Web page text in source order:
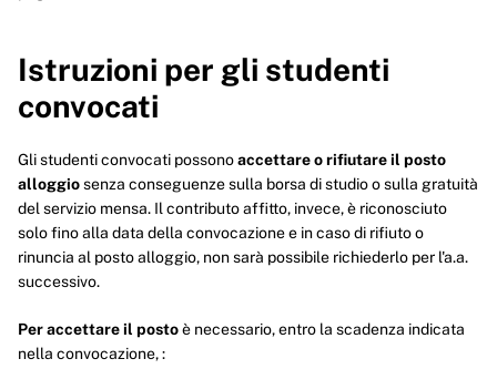
Istruzioni per gli studenti
convocati
Gli studenti convocati possonoaccettare o rifiutareil posto
alloggiosenza conseguenze sulla borsa di studio o sulla gratuità
del servizio mensa. Il contributo affitto, invece, è riconosciuto
solo fino alla data della convocazione e in caso di rifiuto o
rinuncia al posto alloggio, non sarà possibile richiederlo per l'a.a.
successivo.
Per accettare il postoè necessario, entro la scadenza indicata
nella convocazione, :